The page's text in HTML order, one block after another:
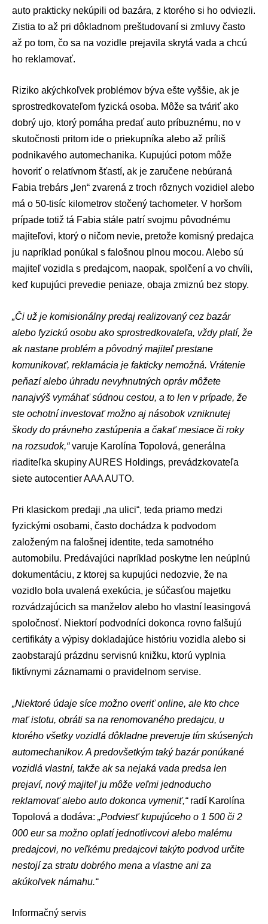
auto prakticky nekúpili od bazára, z ktorého si ho odviezli.
Zistia to až pri dôkladnom preštudovaní si zmluvy často
až po tom, čo sa na vozidle prejavila skrytá vada a chcú
ho reklamovať.
Riziko akýchkoľvek problémov býva ešte vyššie, ak je
sprostredkovateľom fyzická osoba. Môže sa tváriť ako
dobrý ujo, ktorý pomáha predať auto príbuznému, no v
skutočnosti pritom ide o priekupníka alebo až príliš
podnikavého automechanika. Kupujúci potom môže
hovoriť o relatívnom šťastí, ak je zaručene nebúraná
Fabia trebárs „len“ zvarená z troch rôznych vozidiel alebo
má o 50-tisíc kilometrov stočený tachometer. V horšom
prípade totiž tá Fabia stále patrí svojmu pôvodnému
majiteľovi, ktorý o ničom nevie, pretože komisný predajca
ju napríklad ponúkal s falošnou plnou mocou. Alebo sú
majiteľ vozidla s predajcom, naopak, spolčení a vo chvíli,
keď kupujúci prevedie peniaze, obaja zmiznú bez stopy.
„Či už je komisionálny predaj realizovaný cez bazár
alebo fyzickú osobu ako sprostredkovateľa, vždy platí, že
ak nastane problém a pôvodný majiteľ prestane
komunikovať, reklamácia je fakticky nemožná. Vrátenie
peňazí alebo úhradu nevyhnutných opráv môžete
nanajvýš vymáhať súdnou cestou, a to len v prípade, že
ste ochotní investovať možno aj násobok vzniknutej
škody do právneho zastúpenia a čakať mesiace či roky
na rozsudok,“varuje Karolína Topolová, generálna
riaditeľka skupiny AURES Holdings, prevádzkovateľa
siete autocentier AAA AUTO.
Pri klasickom predaji „na ulici“, teda priamo medzi
fyzickými osobami, často dochádza k podvodom
založeným na falošnej identite, teda samotného
automobilu. Predávajúci napríklad poskytne len neúplnú
dokumentáciu, z ktorej sa kupujúci nedozvie, že na
vozidlo bola uvalená exekúcia, je súčasťou majetku
rozvádzajúcich sa manželov alebo ho vlastní leasingová
spoločnosť. Niektorí podvodníci dokonca rovno falšujú
certifikáty a výpisy dokladajúce históriu vozidla alebo si
zaobstarajú prázdnu servisnú knižku, ktorú vyplnia
fiktívnymi záznamami o pravidelnom servise.
„Niektoré údaje síce možno overiť online, ale kto chce
mať istotu, obráti sa na renomovaného predajcu, u
ktorého všetky vozidlá dôkladne preveruje tím skúsených
automechanikov. A predovšetkým taký bazár ponúkané
vozidlá vlastní, takže ak sa nejaká vada predsa len
prejaví, nový majiteľ ju môže veľmi jednoducho
reklamovať alebo auto dokonca vymeniť,“radí Karolína
Topolová a dodáva: „Podviesť kupujúceho o 1 500 či 2
000 eur sa možno oplatí jednotlivcovi alebo malému
predajcovi, no veľkému predajcovi takýto podvod určite
nestojí za stratu dobrého mena a vlastne ani za
akúkoľvek námahu.“
Informačný servis